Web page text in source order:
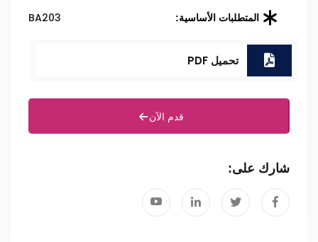
المتطلبات الأساسية: BA203
تحميل PDF
قدم الآن
شارك على: